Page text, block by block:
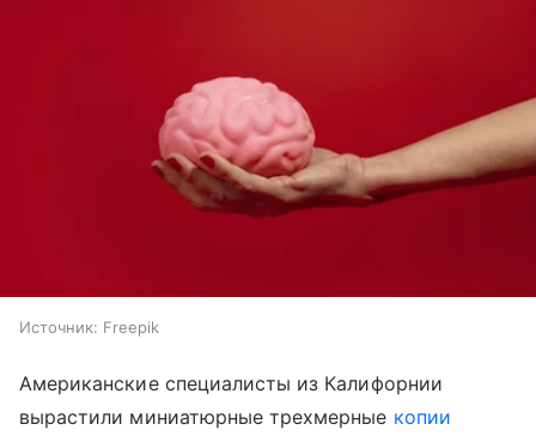
Источник: Freepik
Американские специалисты из Калифорнии
вырастили миниатюрные трехмерные копии